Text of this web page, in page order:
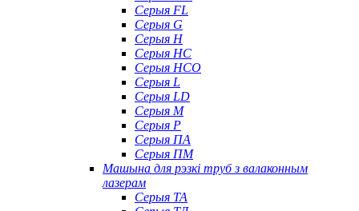
Серыя FL
Серыя G
Серыя H
Серыя HC
Серыя HCO
Серыя L
Серыя LD
Серыя М
Серыя P
Серыя ПА
Серыя ПМ
Машына для рэзкі труб з валаконным
лазерам
Серыя ТА